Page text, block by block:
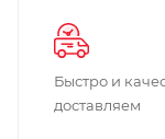
Быстро и
доставляем